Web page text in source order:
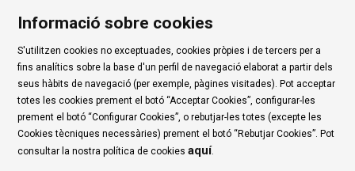
Contacte | Instància Genèrica | Alta Tercers
|
Ús de Cookies
| Política de privadesa | Avís Legal
|
Condicions d'ús Roca Umbert
Link a rssLink a instagramLink a youtubeLink a twitter
Link
Informació sobre cookies
S'utilitzen cookies no exceptuades, cookies pròpies i de tercers per a
fins analítics sobre la base d'un perfil de navegació elaborat a partir dels
seus hàbits de navegació (per exemple, pàgines visitades). Pot acceptar
totes les cookies prement el botó “Acceptar Cookies”, configurar-les
prement el botó “Configurar Cookies”, o rebutjar-les totes (excepte les
Cookies tècniques necessàries) prement el botó “Rebutjar Cookies”. Pot
consultar la nostra política de cookies aquí.